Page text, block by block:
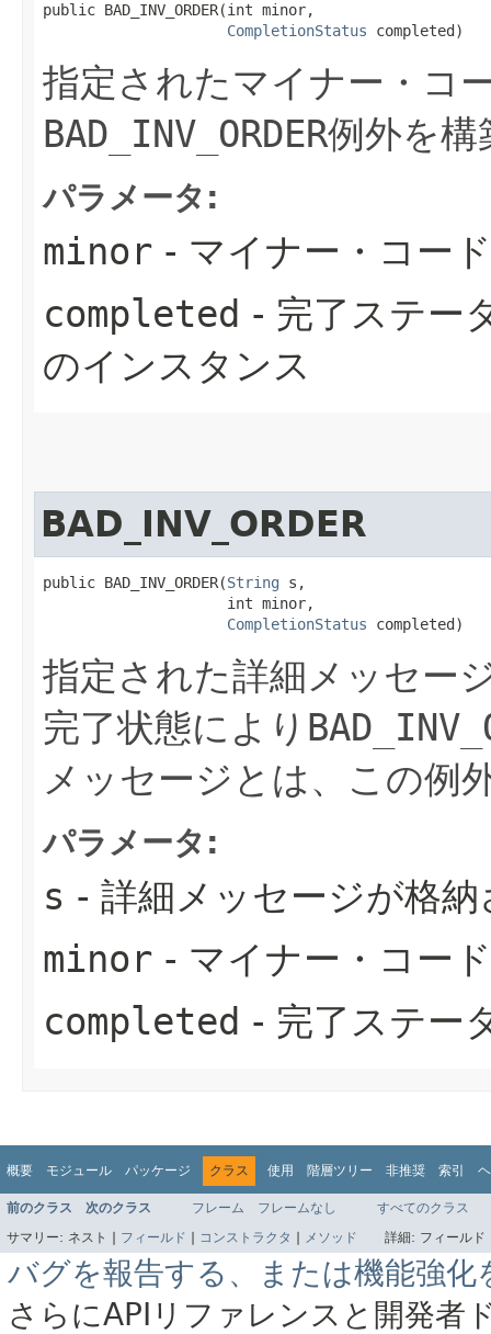
public BAD_INV_ORDER​(int minor,
CompletionStatus completed)
指定されたマイナー・コ
BAD_INV_ORDER例外を構
パラメータ:
minor - マイナー・コード
completed - 完了ステー
のインスタンス
BAD_INV_ORDER
public BAD_INV_ORDER​(String s,
                     int minor,
CompletionStatus completed)
指定された詳細メッセー
完了状態により
メッセージとは、この例
パラメータ:
s - 詳細メッセージが格
minor - マイナー・コード
completed - 完了ステー
概要 モジュール パッケージ クラス 使用 階層ツリー 非推奨 索引
前のクラス 次のクラス フレーム フレームなし
すべてのクラス
サマリー: ネスト | フィールド | コンストラクタ | メソッド 詳細: フィール
バグを報告する、または機能強化
さらにAPIリファレンスと開発者